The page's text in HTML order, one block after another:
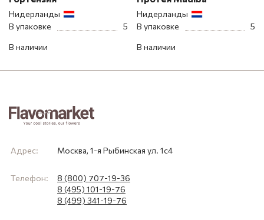
Нидерланды
В упаковке
5
В наличии
Нидерланды
В упаковке
5
В наличии
Адрес: Москва, 1-я Рыбинская ул. 1с4
Телефон:
8 (800) 707-19-36
8 (495) 101-19-76
8 (499) 341-19-76